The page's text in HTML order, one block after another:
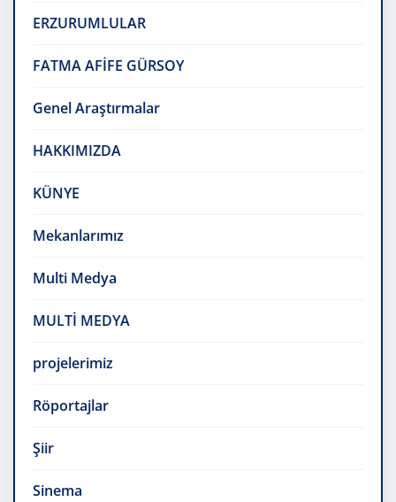
ERZURUMLULAR
FATMA AFİFE GÜRSOY
Genel Araştırmalar
HAKKIMIZDA
KÜNYE
Mekanlarımız
Multi Medya
MULTİ MEDYA
projelerimiz
Röportajlar
Şiir
Sinema